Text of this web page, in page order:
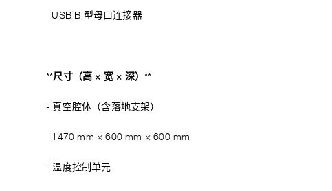
USB B 型母口连接器
**尺寸（高 × 宽 × 深）**
- 真空腔体（含落地支架）
1470 mm × 600 mm × 600 mm
- 温度控制单元